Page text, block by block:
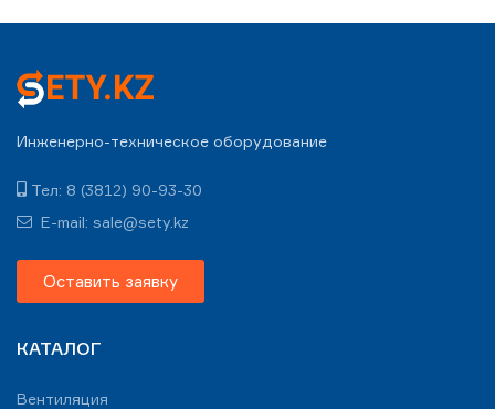
Инженерно-техническое оборудование
Тел: 8 (3812) 90-93-30
E-mail: sale@sety.kz
Оставить заявку
КАТАЛОГ
Вентиляция